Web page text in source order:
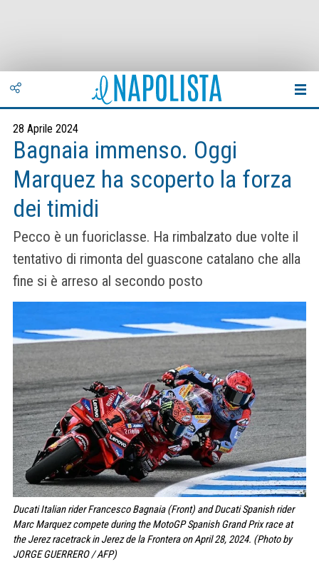
28 Aprile 2024
Bagnaia immenso. Oggi
Marquez ha scoperto la forza
dei timidi
Pecco è un fuoriclasse. Ha rimbalzato due volte il
tentativo di rimonta del guascone catalano che alla
fine si è arreso al secondo posto
Ducati Italian rider Francesco Bagnaia (Front) and Ducati Spanish rider
Marc Marquez compete during the MotoGP Spanish Grand Prix race at
the Jerez racetrack in Jerez de la Frontera on April 28, 2024. (Photo by
JORGE GUERRERO / AFP)